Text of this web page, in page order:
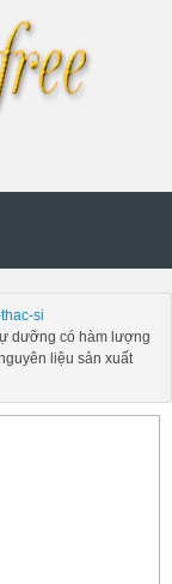
si
dưỡng có hàm lượng
liệu sản xuất